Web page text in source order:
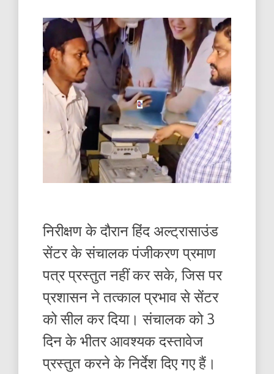
निरीक्षण के दौरान हिंद अल्ट्रासाउंड
सेंटर के संचालक पंजीकरण प्रमाण
पत्र प्रस्तुत नहीं कर सके, जिस पर
प्रशासन ने तत्काल प्रभाव से सेंटर
को सील कर दिया। संचालक को 3
दिन के भीतर आवश्यक दस्तावेज
प्रस्तुत करने के निर्देश दिए गए हैं।